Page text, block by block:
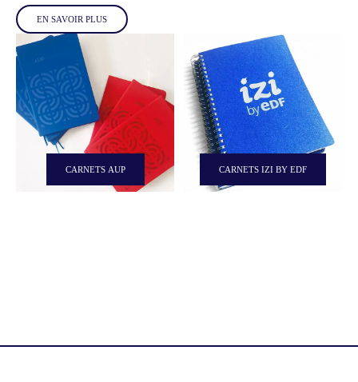
CARNETS AUP CARNETS IZI BY EDF
EN SAVOIR PLUS